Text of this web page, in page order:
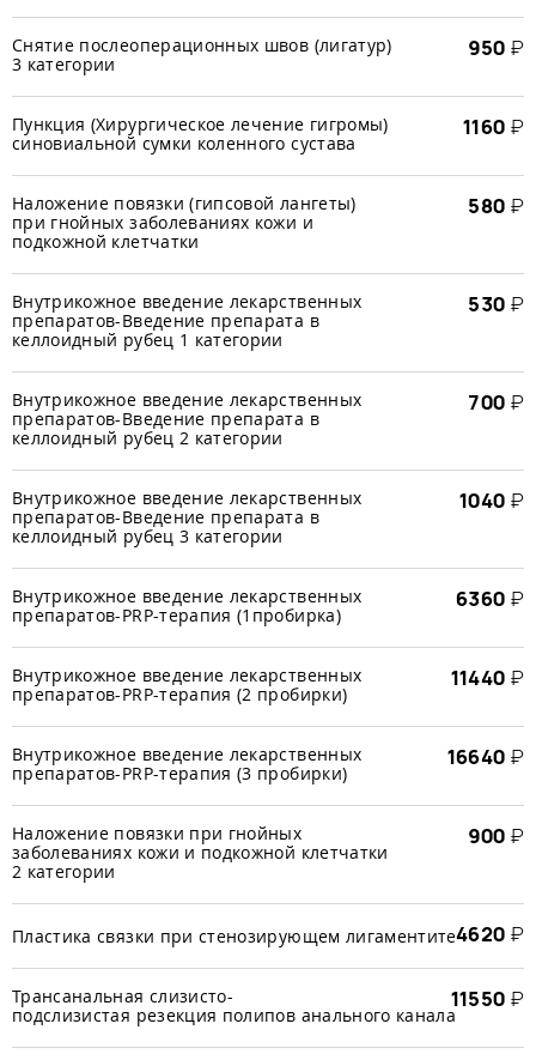
Снятие послеоперационных швов (лигатур)
3 категории
950 ₽
Пункция (Хирургическое лечение гигромы)
синовиальной сумки коленного сустава
1160 ₽
Наложение повязки (гипсовой лангеты)
при гнойных заболеваниях кожи и
подкожной клетчатки
580 ₽
Внутрикожное введение лекарственных
препаратов-Введение препарата в
келлоидный рубец 1 категории
530 ₽
Внутрикожное введение лекарственных
препаратов-Введение препарата в
келлоидный рубец 2 категории
700 ₽
Внутрикожное введение лекарственных
препаратов-Введение препарата в
келлоидный рубец 3 категории
1040 ₽
Внутрикожное введение лекарственных
препаратов-PRP-терапия (1пробирка)
6360 ₽
Внутрикожное введение лекарственных
препаратов-PRP-терапия (2 пробирки)
11440 ₽
Внутрикожное введение лекарственных
препаратов-PRP-терапия (3 пробирки)
16640 ₽
Наложение повязки при гнойных
заболеваниях кожи и подкожной клетчатки
2 категории
900 ₽
Пластика связки при стенозирующем лигаментите4620 ₽
Трансанальная слизисто-
подслизистая резекция полипов анального канала
11550 ₽